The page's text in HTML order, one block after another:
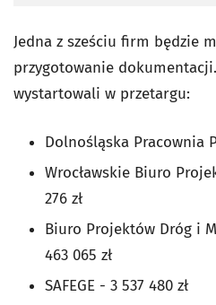
Jedna z sześciu firm będzie
przygotowanie
wystartowali w przetargu:
Dolnośląska Pracownia
Wrocławskie Biuro
276 zł
Biuro Projektów Dróg i
463 065 zł
SAFEGE - 3 537 480 zł